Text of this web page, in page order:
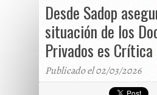
Desde Sadop
situación de los
Privados es Crítica
Publicado el 02/03/2026